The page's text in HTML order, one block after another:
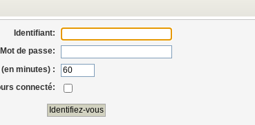
Identifiant:
Mot de passe:
minutes) :
connecté: